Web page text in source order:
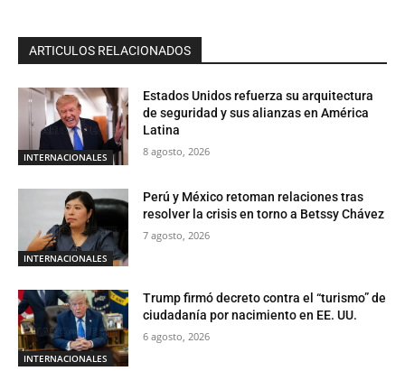
ARTICULOS RELACIONADOS
INTERNACIONALES
Estados Unidos refuerza su arquitectura
de seguridad y sus alianzas en América
Latina
8 agosto, 2026
INTERNACIONALES
Perú y México retoman relaciones tras
resolver la crisis en torno a Betssy Chávez
7 agosto, 2026
INTERNACIONALES
Trump firmó decreto contra el “turismo” de
ciudadanía por nacimiento en EE. UU.
6 agosto, 2026